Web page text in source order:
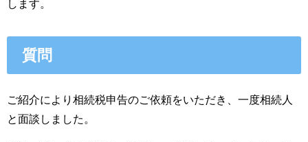
します。
質問
ご紹介により相続税申告のご依頼をいただき、一度相続人
と面談しました。